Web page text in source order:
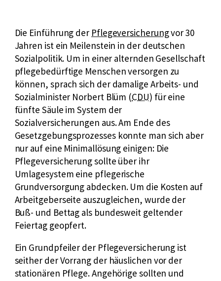
Die Einführung der Pflegeversicherungvor 30
Jahren ist ein Meilenstein in der deutschen
Sozialpolitik. Um in einer alternden Gesellschaft
pflegebedürftige Menschen versorgen zu
können, sprach sich der damalige Arbeits- und
Sozialminister Norbert Blüm (CDUk
r
z
f
ü
C
h
r
t
l
i
) für eine
fünfte Säule im System der
Sozialversicherungen aus. Am Ende des
Gesetzgebungsprozesses konnte man sich aber
nur auf eine Minimallösung einigen: Die
Pflegeversicherung sollte über ihr
Umlagesystem eine pflegerische
Grundversorgung abdecken. Um die Kosten auf
Arbeitgeberseite auszugleichen, wurde der
Buß- und Bettag als bundesweit geltender
Feiertag geopfert.
Ein Grundpfeiler der Pflegeversicherung ist
seither der Vorrang der häuslichen vor der
stationären Pflege. Angehörige sollten und